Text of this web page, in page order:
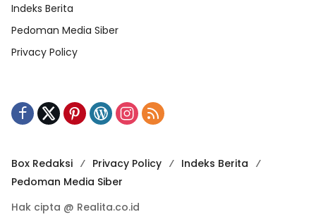
Indeks Berita
Pedoman Media Siber
Privacy Policy
Box Redaksi Privacy Policy
Indeks Berita
Pedoman Media Siber
Hak cipta @ Realita.co.id